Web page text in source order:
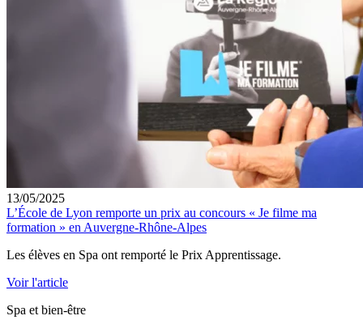
13/05/2025
L’École de Lyon remporte un prix au concours « Je filme ma
formation » en Auvergne-Rhône-Alpes
Les élèves en Spa ont remporté le Prix Apprentissage.
Voir l'article
Spa et bien-être